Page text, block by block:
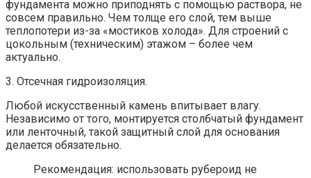
фундамента можно приподнять с помощью раствора, не
совсем правильно. Чем толще его слой, тем выше
теплопотери из-за «мостиков холода». Для строений с
цокольным (техническим) этажом – более чем
актуально.
3. Отсечная гидроизоляция.
Любой искусственный камень впитывает влагу.
Независимо от того, монтируется столбчатый фундамент
или ленточный, такой защитный слой для основания
делается обязательно.
Рекомендация: использовать рубероид не